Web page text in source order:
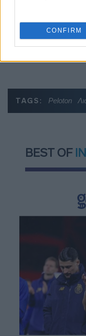
CONFIRM
έναρξη των
TAGS: Peloton
BEST OF